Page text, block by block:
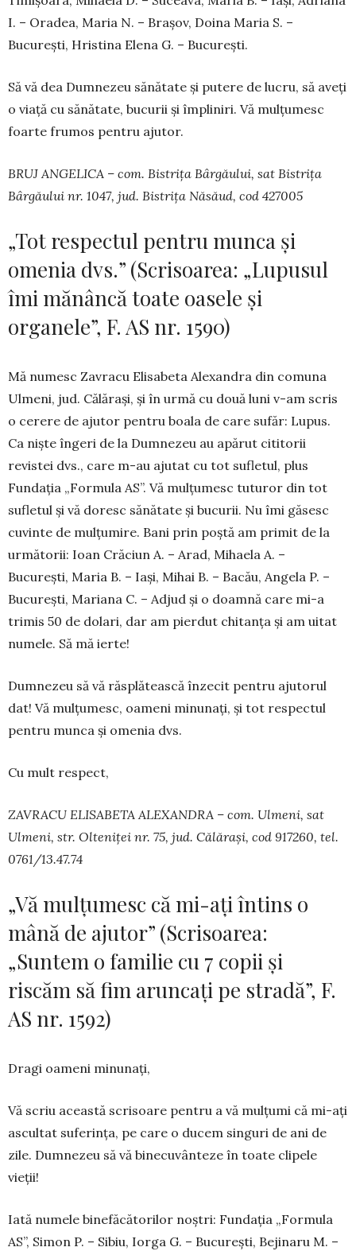
I. – Oradea, Maria N. – Brașov, Doina Maria S. –
București, Hristina Elena G. – București.
Să vă dea Dumnezeu sănătate și putere de lucru, să aveți
o viață cu sănătate, bucurii și împliniri. Vă mulțumesc
foarte frumos pentru ajutor.
BRUJ ANGELICA – com. Bistrița Bârgăului, sat Bistrița
Bârgăului nr. 1047, jud. Bistrița Năsăud, cod 427005
„Tot respectul pentru munca și
omenia dvs.” (Scrisoarea: „Lupusul
îmi mănâncă toate oasele și
organele”, F. AS nr. 1590)
Mă numesc Zavracu Elisabeta Alexandra din comuna
Ulmeni, jud. Călărași, și în urmă cu două luni v-am scris
o cerere de a­jutor pentru boa­la de care sufăr: Lupus.
Ca niște îngeri de la Dum­ne­zeu au apărut cititorii
revistei dvs., care m-au ajutat cu tot sufletul, plus
Fundația „Formula AS”. Vă mulțumesc tuturor din tot
sufletul și vă doresc sănătate și bucurii. Nu îmi găsesc
cuvinte de mulțumire. Bani prin poștă am primit de la
următorii: Ioan Crăciun A. – Arad, Mihaela A. –
București, Maria B. – Iași, Mihai B. – Bacău, Angela P. –
București, Mariana C. – Adjud și o doamnă care mi-a
trimis 50 de dolari, dar am pierdut chitanța și am uitat
numele. Să mă ierte!
Dumnezeu să vă răsplătească înzecit pentru ajutorul
dat! Vă mulțumesc, oameni minunați, și tot respectul
pentru munca și omenia dvs.
Cu mult respect,
ZAVRACU ELISABETA ALEXANDRA – com. Ulmeni, sat
Ulmeni, str. Olteniței nr. 75, jud. Călărași, cod 917260, tel.
0761/13.47.74
„Vă mulțumesc că mi-ați întins o
mână de ajutor” (Scrisoarea:
„Suntem o familie cu 7 copii și
riscăm să fim aruncați pe stradă”, F.
AS nr. 1592)
Dragi oameni minunați,
Vă scriu această scrisoare pentru a vă mulțu­mi că mi-ați
as­cul­tat suferința, pe ca­re o ducem singuri de ani de
zile. Dumnezeu să vă bine­cu­vânteze în toate cli­pele
vieții!
Iată numele bi­nefă­cătorilor noș­tri: Fun­dația „For­mula
AS”, Simon P. – Sibiu, Iorga G. – București, Be­ji­naru M. –